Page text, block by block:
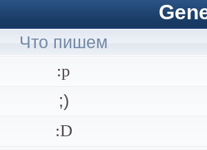
Что пишем
:p
;)
:D